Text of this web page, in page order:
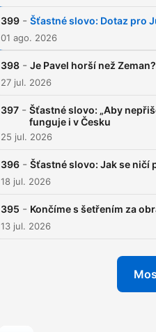
399 - Šťastné slovo: Dotaz pro
01 ago. 2026
398 - Je Pavel horší než
27 jul. 2026
397 - Šťastné slovo: „Aby
funguje i v Česku
25 jul. 2026
396 - Šťastné slovo: Jak se ničí
18 jul. 2026
395 - Končíme s šetřením za
13 jul. 2026